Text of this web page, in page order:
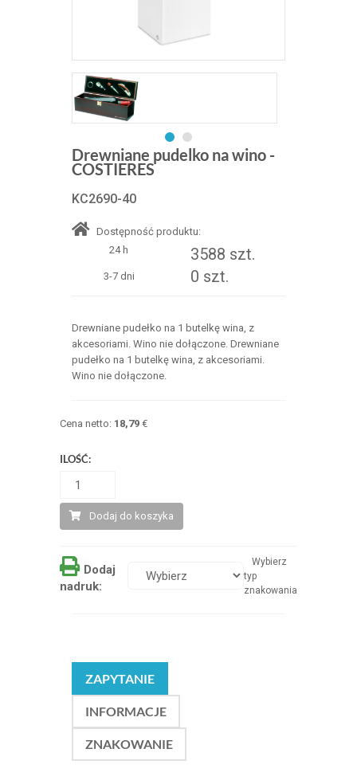
Drewniane pudelko na wino -
COSTIERES
KC2690-40
Dostępność produktu:
24 h
3588 szt.
3-7 dni 0 szt.
Drewniane pudełko na 1 butelkę wina, z
akcesoriami. Wino nie dołączone. Drewniane
pudełko na 1 butelkę wina, z akcesoriami.
Wino nie dołączone.
Cena netto: 18,79€
ILOŚĆ:
Dodaj do koszyka
Dodaj
nadruk:
Wybierz
typ
znakowania
ZAPYTANIE
INFORMACJE
ZNAKOWANIE